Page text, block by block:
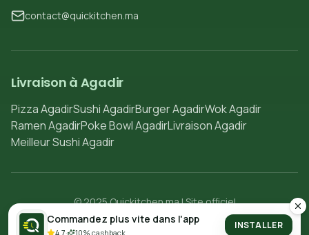
contact@quickitchen.ma
Livraison à Agadir
Pizza AgadirSushi AgadirBurger AgadirWok Agadir
Ramen AgadirPoke Bowl AgadirLivraison Agadir
Meilleur Sushi Agadir
© 2025 Quickitchen.ma | Site officiel
Politique de confidentialitéConditions d'utilisation
Commandez plus vite dans l'app
4.7· 10% cashback
INSTALLER